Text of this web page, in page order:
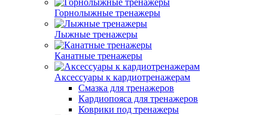
Горнолыжные тренажеры
Лыжные тренажеры
Канатные тренажеры
Аксессуары к кардиотренажерам
Смазка для тренажеров
Кардиопояса для тренажеров
Коврики под тренажеры